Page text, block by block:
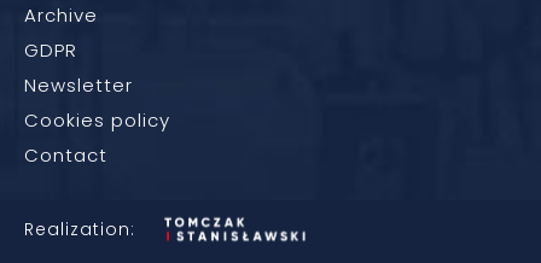
Archive
GDPR
Newsletter
Cookies policy
Contact
Realization: